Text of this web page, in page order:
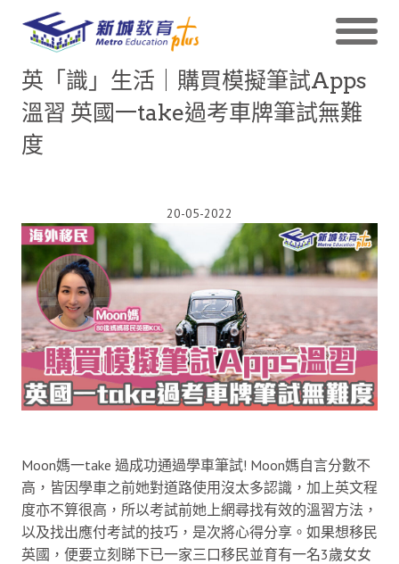
英「識」生活｜購買模擬筆試Apps
溫習 英國一take過考車牌筆試無難
度
20-05-2022
Moon媽一take 過成功通過學車筆試! Moon媽自言分數不
高，皆因學車之前她對道路使用沒太多認識，加上英文程
度亦不算很高，所以考試前她上網尋找有效的溫習方法，
以及找出應付考試的技巧，是次將心得分享。如果想移民
英國，便要立刻睇下已一家三口移民並育有一名3歲女女